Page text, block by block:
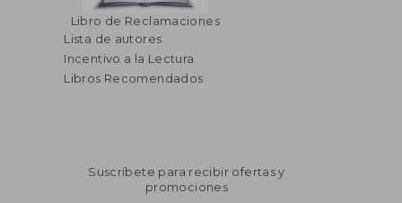
Libro de Reclamaciones
Lista de autores
Incentivo a la Lectura
Libros Recomendados
Suscríbete para recibir ofertas y
promociones